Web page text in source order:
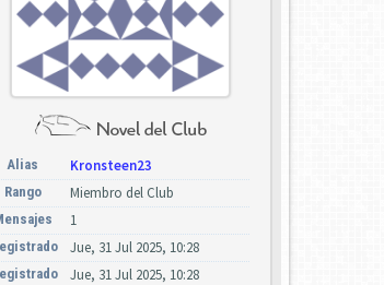
Alias Kronsteen23
Rango Miembro del Club
1
Jue, 31 Jul 2025, 10:28
Jue, 31 Jul 2025, 10:28